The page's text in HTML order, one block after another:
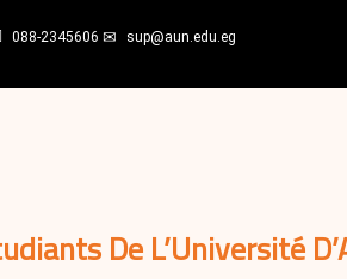
088-2345606 sup@aun.edu.eg
De L’Université